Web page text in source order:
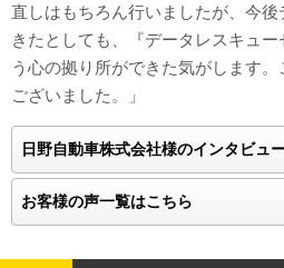
直しはもちろん行いましたが、今
きたとしても、『データレスキュ
う心の拠り所ができた気がします
ございました。」
日野自動車株式会社様のインタビュ
お客様の声一覧はこちら